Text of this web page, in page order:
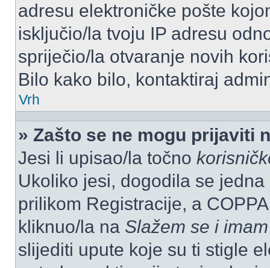
adresu elektroničke pošte
isključio/la tvoju IP adresu
spriječio/la otvaranje novih
Bilo kako bilo, kontaktiraj
Vrh
» Zašto se ne mogu prijaviti
Jesi li upisao/la točno
Ukoliko jesi, dogodila se
prilikom Registracije, a
kliknuo/la na Slažem se i
slijediti upute koje su ti stigle